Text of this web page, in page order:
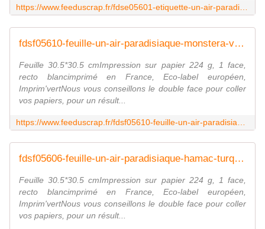
fdsf05610-feuille-un-air-paradisiaque-monstera-vert Fée du Scrap
Feuille 30.5*30.5 cmImpression sur papier 224 g, 1 face,
recto blancimprimé en France, Eco-label européen,
Imprim'vertNous vous conseillons le double face pour coller
vos papiers, pour un résult...
fdsf05606-feuille-un-air-paradisiaque-hamac-turquoise Fée du Scrap
Feuille 30.5*30.5 cmImpression sur papier 224 g, 1 face,
recto blancimprimé en France, Eco-label européen,
Imprim'vertNous vous conseillons le double face pour coller
vos papiers, pour un résult...